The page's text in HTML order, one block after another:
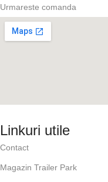
Urmareste comanda
Linkuri utile
Contact
Magazin Trailer Park